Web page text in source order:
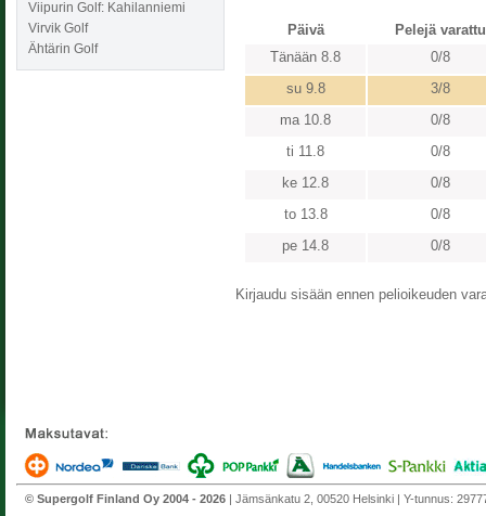
Viipurin Golf: Kahilanniemi
Virvik Golf
Ähtärin Golf
Päivä
Pelejä varattu
Tänään 8.8
0/8
su 9.8
3/8
ma 10.8
0/8
ti 11.8
0/8
ke 12.8
0/8
to 13.8
0/8
pe 14.8
0/8
Kirjaudu sisään ennen pelioikeuden
© Supergolf Finland Oy 2004 - 2026 | Jämsänkatu 2, 00520 Helsinki | Y-tunnus: